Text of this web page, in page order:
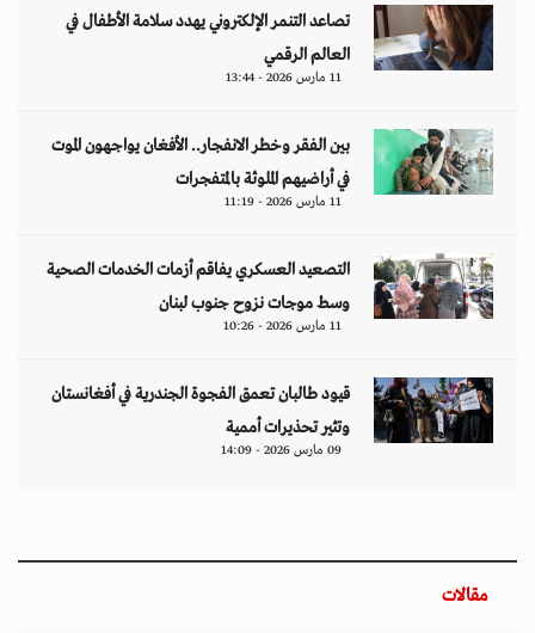
تصاعد التنمر الإلكتروني يهدد سلامة الأطفال في
العالم الرقمي
11 مارس 2026 - 13:44
بين الفقر وخطر الانفجار.. الأفغان يواجهون الموت
في أراضيهم الملوثة بالمتفجرات
11 مارس 2026 - 11:19
التصعيد العسكري يفاقم أزمات الخدمات الصحية
وسط موجات نزوح جنوب لبنان
11 مارس 2026 - 10:26
قيود طالبان تعمق الفجوة الجندرية في أفغانستان
وتثير تحذيرات أممية
09 مارس 2026 - 14:09
مقالات